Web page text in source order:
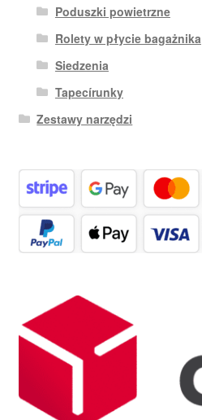
Poduszki powietrzne
Rolety w płycie bagażnika
Siedzenia
Tapecírunky
Zestawy narzędzi